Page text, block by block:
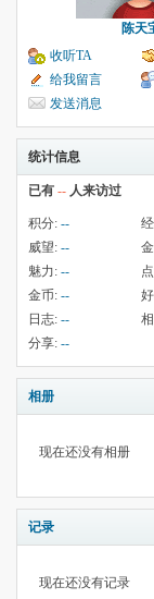
陈天
收听TA
给我留言
发送消息
统计信息
已有 -- 人来访过
积分: --
威望: --
魅力: --
金币: --
日志: --
分享: --
相册
现在还没有相册
记录
现在还没有记录